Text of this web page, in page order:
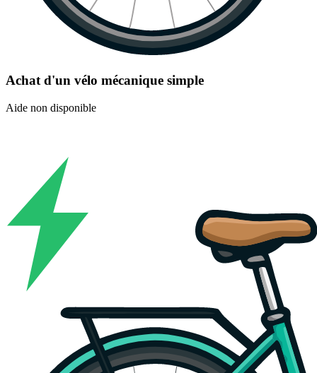
Achat d'un vélo mécanique simple
Aide non disponible